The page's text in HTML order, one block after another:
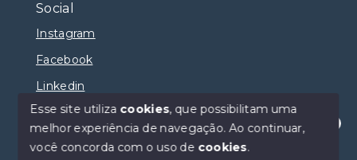
Olá! Estamos disponíveis para te ajudar.
Social
Instagram
Facebook
Linkedin
© Copyright 2026 - Selma Sumaya Corretora - Todos
Esse site utiliza cookies, que possibilitam uma
melhor experiência de navegação.Ao continuar,
você concorda com o uso de cookies.